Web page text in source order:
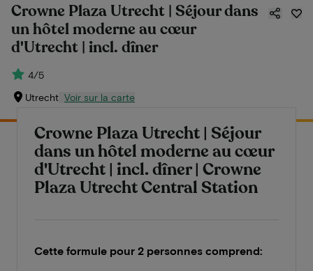
Crowne Plaza Utrecht | Séjour dans
un hôtel moderne au cœur
d'Utrecht | incl. dîner
4/5
Utrecht Voir sur la carte
Crowne Plaza Utrecht | Séjour
dans un hôtel moderne au cœur
d'Utrecht | incl. dîner | Crowne
Plaza Utrecht Central Station
Cette formule pour 2 personnes comprend: